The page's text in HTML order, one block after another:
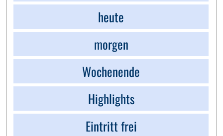
heute
morgen
Wochenende
Highlights
Eintritt frei